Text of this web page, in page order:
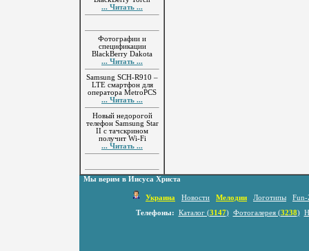
... Читать ...
Фотографии и
спецификации
BlackBerry Dakota
... Читать ...
Samsung SCH-R910 –
LTE смартфон для
оператора MetroPCS
... Читать ...
Новый недорогой
телефон Samsung Star
II с тачскрином
получит Wi-Fi
... Читать ...
Мы верим в Иисуса Христа
Украина Новости Мелодии Логотипы
Fun-
Телефоны:
Каталог (3147) Фотогалерея (3238)